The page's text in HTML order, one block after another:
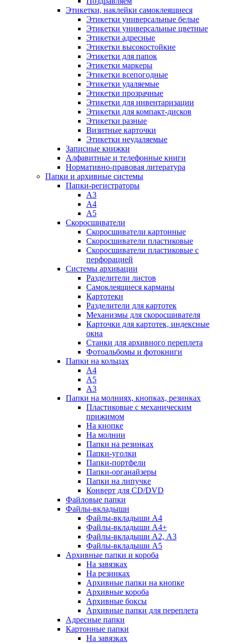
Этикетки, наклейки самоклеящиеся
Этикетки универсальные белые
Этикетки универсальные цветные
Этикетки адресные
Этикетки высокостойкие
Этикетки для папок
Этикетки маркеры
Этикетки всепогодные
Этикетки удаляемые
Этикетки прозрачные
Этикетки для инвентаризации
Этикетки для компакт-дисков
Этикетки разные
Визитные карточки
Этикетки неудаляемые
Записные книжки
Алфавитные и телефонные книги
Нормативно-правовая литература
Папки и архивные системы
Папки-регистраторы
А3
А4
А5
Скоросшиватели
Скоросшиватели картонные
Скоросшиватели пластиковые
Скоросшиватели пластиковые с
перфорацией
Системы архивации
Разделители листов
Самоклеящиеся карманы
Картотеки
Разделители для картотек
Механизмы для скоросшивателя
Карточки для картотек, индексные
окна
Станки для архивного переплета
Фотоальбомы и фотокниги
Папки на кольцах
А4
А5
А3
Папки на молниях, кнопках, резинках
Пластиковые с механическим
прижимом
На кнопке
На молнии
Папки на резинках
Папки-уголки
Папки-портфели
Папки-органайзеры
Папки на липучке
Конверт для CD/DVD
Файловые папки
Файлы-вкладыши
Файлы-вкладыши А4
Файлы-вкладыши А4+
Файлы-вкладыши А2, А3
Файлы-вкладыши А5
Архивные папки и короба
На завязках
На резинках
Архивные папки на кнопке
Архивные короба
Архивные боксы
Архивные папки для переплета
Адресные папки
Картонные папки
На завязках